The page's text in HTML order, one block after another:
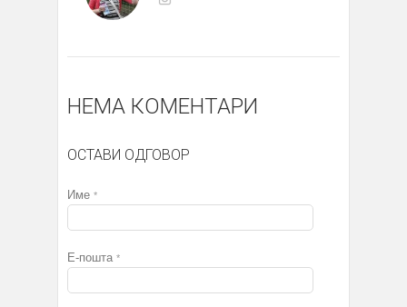
НЕМА КОМЕНТАРИ
ОСТАВИ ОДГОВОР
Име *
Е-пошта *